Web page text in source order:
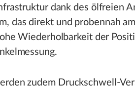
dank des ölfreien
das direkt und probennah
Wiederholbarkeit der
zudem Druckschwell-